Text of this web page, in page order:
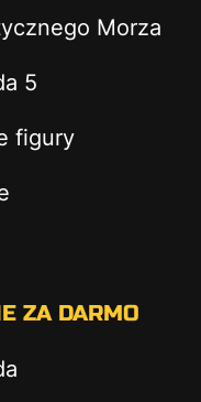
Morza
5
figury
ZA DARMO